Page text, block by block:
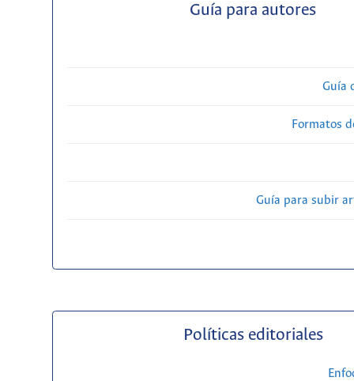
Guía para autores
Guía
Formatos
Guía para subir
Políticas editoriales